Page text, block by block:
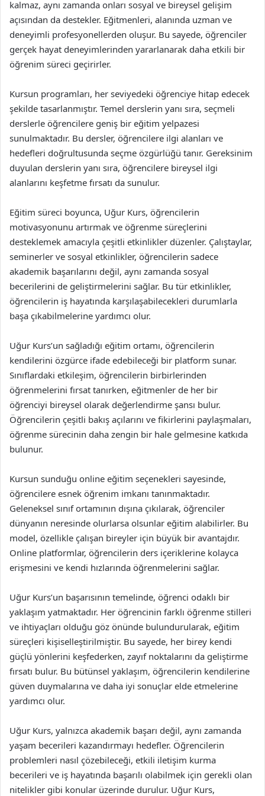
kalmaz, aynı zamanda onları sosyal ve bireysel gelişim
açısından da destekler. Eğitmenleri, alanında uzman ve
deneyimli profesyonellerden oluşur. Bu sayede, öğrenciler
gerçek hayat deneyimlerinden yararlanarak daha etkili bir
öğrenim süreci geçirirler.
Kursun programları, her seviyedeki öğrenciye hitap edecek
şekilde tasarlanmıştır. Temel derslerin yanı sıra, seçmeli
derslerle öğrencilere geniş bir eğitim yelpazesi
sunulmaktadır. Bu dersler, öğrencilere ilgi alanları ve
hedefleri doğrultusunda seçme özgürlüğü tanır. Gereksinim
duyulan derslerin yanı sıra, öğrencilere bireysel ilgi
alanlarını keşfetme fırsatı da sunulur.
Eğitim süreci boyunca, Uğur Kurs, öğrencilerin
motivasyonunu artırmak ve öğrenme süreçlerini
desteklemek amacıyla çeşitli etkinlikler düzenler. Çalıştaylar,
seminerler ve sosyal etkinlikler, öğrencilerin sadece
akademik başarılarını değil, aynı zamanda sosyal
becerilerini de geliştirmelerini sağlar. Bu tür etkinlikler,
öğrencilerin iş hayatında karşılaşabilecekleri durumlarla
başa çıkabilmelerine yardımcı olur.
Uğur Kurs’un sağladığı eğitim ortamı, öğrencilerin
kendilerini özgürce ifade edebileceği bir platform sunar.
Sınıflardaki etkileşim, öğrencilerin birbirlerinden
öğrenmelerini fırsat tanırken, eğitmenler de her bir
öğrenciyi bireysel olarak değerlendirme şansı bulur.
Öğrencilerin çeşitli bakış açılarını ve fikirlerini paylaşmaları,
öğrenme sürecinin daha zengin bir hale gelmesine katkıda
bulunur.
Kursun sunduğu online eğitim seçenekleri sayesinde,
öğrencilere esnek öğrenim imkanı tanınmaktadır.
Geleneksel sınıf ortamının dışına çıkılarak, öğrenciler
dünyanın neresinde olurlarsa olsunlar eğitim alabilirler. Bu
model, özellikle çalışan bireyler için büyük bir avantajdır.
Online platformlar, öğrencilerin ders içeriklerine kolayca
erişmesini ve kendi hızlarında öğrenmelerini sağlar.
Uğur Kurs’un başarısının temelinde, öğrenci odaklı bir
yaklaşım yatmaktadır. Her öğrencinin farklı öğrenme stilleri
ve ihtiyaçları olduğu göz önünde bulundurularak, eğitim
süreçleri kişiselleştirilmiştir. Bu sayede, her birey kendi
güçlü yönlerini keşfederken, zayıf noktalarını da geliştirme
fırsatı bulur. Bu bütünsel yaklaşım, öğrencilerin kendilerine
güven duymalarına ve daha iyi sonuçlar elde etmelerine
yardımcı olur.
Uğur Kurs, yalnızca akademik başarı değil, aynı zamanda
yaşam becerileri kazandırmayı hedefler. Öğrencilerin
problemleri nasıl çözebileceği, etkili iletişim kurma
becerileri ve iş hayatında başarılı olabilmek için gerekli olan
nitelikler gibi konular üzerinde durulur. Uğur Kurs,